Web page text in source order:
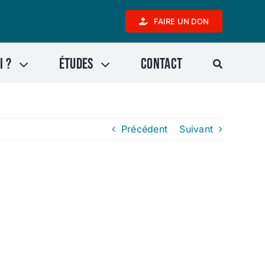
FAIRE UN DON
? Études Contact
Précédent Suivant